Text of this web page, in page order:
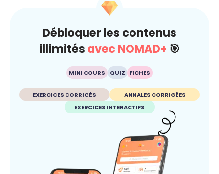
Débloquer les contenus
illimités avec NOMAD+ 🎯
MINI COURS QUIZ FICHES
EXERCICES CORRIGÉS
ANNALES CORRIGÉES
EXERCICES INTERACTIFS